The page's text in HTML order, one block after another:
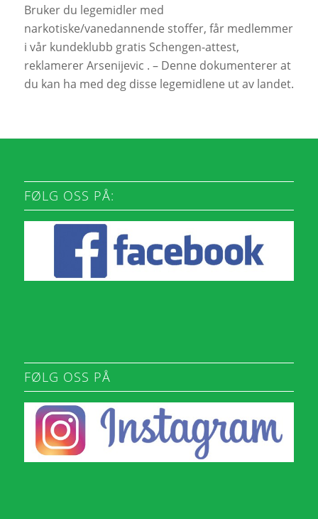
Bruker du legemidler med
narkotiske/vanedannende stoffer, får medlemmer
i vår kundeklubb gratis Schengen-attest,
reklamerer Arsenijevic . – Denne dokumenterer at
du kan ha med deg disse legemidlene ut av landet.
FØLG OSS PÅ:
FØLG OSS PÅ